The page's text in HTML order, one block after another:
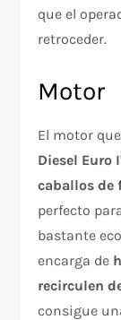
que el
retroceder.
Motor
El motor
Diesel Euro
caballos de
perfecto
bastante
encarga de
recirculen
consigue